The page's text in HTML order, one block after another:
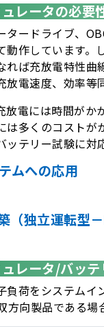
レータの必要
タードライブ、
動作しています
れば充放電特性
放電速度、効率等
放電には時間が
は多くのコストが
ッテリー試験に
ムへの応用
（独立運転型
レータ/バッ
負荷をシステム
方向製品である場